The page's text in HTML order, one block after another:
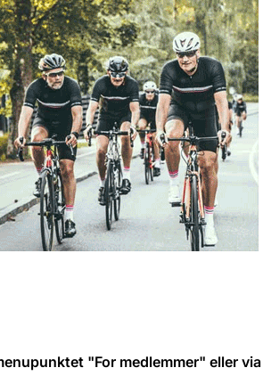
"For medlemmer" eller